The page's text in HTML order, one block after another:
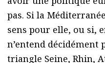
pas. Si la
sens pour elle, ou si,
n’entend décidément
triangle Seine, Rhin,